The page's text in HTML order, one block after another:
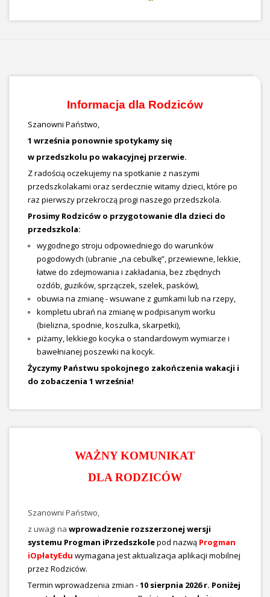
Informacja dla Rodziców
Szanowni Państwo,
1 września ponownie spotykamy się
w przedszkolu po wakacyjnej przerwie.
Z radością oczekujemy na spotkanie z naszymi
przedszkolakami oraz serdecznie witamy dzieci, które po
raz pierwszy przekroczą progi naszego przedszkola.
Prosimy Rodziców o przygotowanie dla dzieci do
przedszkola:
wygodnego stroju odpowiedniego do warunków
pogodowych (ubranie „na cebulkę”, przewiewne, lekkie,
łatwe do zdejmowania i zakładania, bez zbędnych
ozdób, guzików, sprzączek, szelek, pasków),
obuwia na zmianę - wsuwane z gumkami lub na rzepy,
kompletu ubrań na zmianę w podpisanym worku
(bielizna, spodnie, koszulka, skarpetki),
piżamy, lekkiego kocyka o standardowym wymiarze i
bawełnianej poszewki na kocyk.
Życzymy Państwu spokojnego zakończenia wakacji i
do zobaczenia 1 września!
WAŻNY KOMUNIKAT
DLA RODZICÓW
Szanowni Państwo,
z uwagi na wprowadzenie rozszerzonej wersji
systemu Progman iPrzedszkolepod nazwą Progman
iOpłatyEdu wymagana jest aktualizacja aplikacji mobilnej
przez Rodziców.
Termin wprowadzenia zmian -10 sierpnia 2026 r. Poniżej